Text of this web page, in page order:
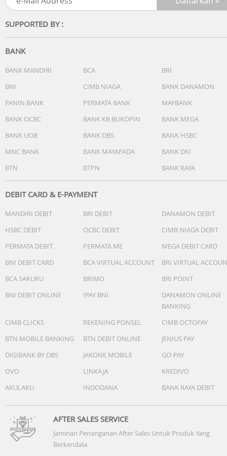
daya tahan seharian. Teknologi Super Fast Charging 25W,
(PowerShare) memastikan Anda selalu siap beraktivitas
kapan saja, di mana saja.
One UI terbaru mendukung pengalaman lipat yang lebih
cerdas. Gunakan layar depan untuk membalas pesan,
ponsel. Dengan Flex Mode dan Multi-Window,
jadi lebih mudah dalam genggaman Anda.
Spesifikasi Utama
Performa
- RAM: 12GB
- Storage: 256GB / 512GB
- Network: 5G Ready
Layar
- Layar Utama: 6.9” Dynamic AMOLED 2X, 120Hz Adaptive
- Resolusi: 2520 x 1080 (FHD+)
- Kamera Belakang: 50 MP (Wide) + 12 MP (Ultra-Wide)
- OIS & Auto Focus: Ya
- Video: UHD 8K @60fps
Baterai
- Kapasitas: 4300mAh
- Super Fast Charging 25W
- Wireless Charging 15W
Ketangguhan & Fitur Lainnya
- Material: Gorilla Glass Victus2 & Armor Aluminum
- Ketahanan Air dan Debu: IP68
SUPPORTED BY :
BANK
BANK MANDIRI BCA
BRI
BNI
CIMB NIAGA
BANK DANAMON
PANIN BANK
PERMATA BANK
MAYBANK
BANK OCBC
BANK KB BUKOPIN
BANK MEGA
BANK UOB
BANK DBS
BANK HSBC
MNC BANK
BANK MAYAPADA
BANK DKI
BTN
BTPN BANK RAYA
DEBIT CARD & E-PAYMENT
MANDIRI DEBIT BRI DEBIT
DANAMON DEBIT
HSBC DEBIT
OCBC DEBIT
CIMB NIAGA DEBIT
PERMATA DEBIT
PERMATA ME
MEGA DEBIT CARD
BNI DEBIT CARD
BCA VIRTUAL ACCOUNT
BRI VIRTUAL
BCA SAKUKU
BRIMO
BRI POINT
BNI DEBIT ONLINE
IPAY BNI
DANAMON ONLINE
BANKING
CIMB CLICKS
REKENING PONSEL
CIMB OCTOPAY
BTN MOBILE BANKING
BTN DEBIT ONLINE
JENIUS PAY
DIGIBANK BY DBS
JAKONE MOBILE
GO-PAY
OVO
LINKAJA
KREDIVO
AKULAKU
INDODANA BANK RAYA DEBIT
AFTER SALES SERVICE
Jaminan Penanganan After Sales Untuk Produk Yang
Berkendala